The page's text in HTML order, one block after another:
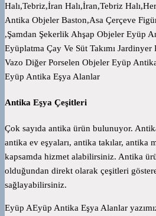
Halı,Tebriz,İran Halı,İran,Tebriz
Antika Objeler Baston,Asa Çerçeve
,Şamdan Şekerlik Ahşap Objeler Eyüp
Eyüplatma Çay Ve Süt Takımı
Vazo Diğer Porselen Objeler Eyüp
Eyüp Antika Eşya Alanlar
Antika Eşya Çeşitleri
Çok sayıda antika ürün bulunuyor.
antika ev eşyaları, antika takılar, antika
kapsamda hizmet alabilirsiniz. Antika
olduğundan direkt olarak çeşitleri
sağlayabilirsiniz.
Eyüp AEyüp Antika Eşya Alanlar